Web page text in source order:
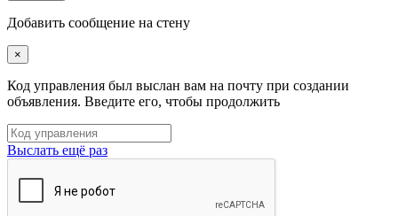
Добавить сообщение на стену
×
Код управления был выслан вам на почту при создании
объявления. Введите его, чтобы продолжить
Выслать ещё раз